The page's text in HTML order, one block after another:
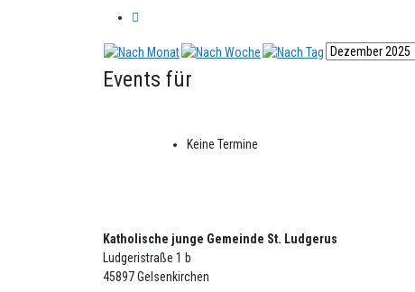
Events für
Keine Termine
Katholische junge Gemeinde St. Ludgerus
Ludgeristraße 1 b
45897 Gelsenkirchen